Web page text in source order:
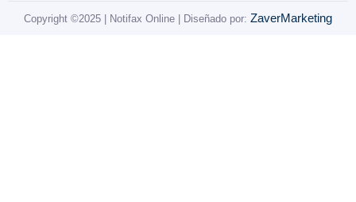
Copyright ©2025 | Notifax Online | Diseñado por: ZaverMarketing